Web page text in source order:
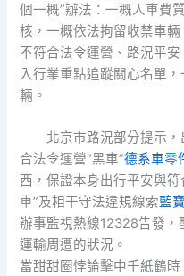
個一概”辦法：一概人車費
核，一概依法拘留收禁車
不符合法令運營、路況平
入行業重點追蹤關心名單
輛。
北京市路況部分提示，
合法令運營“黑車”德系車零
西，保證本身出行平安與
車”及相干守法違規線索藍
辦事監視熱線12328告發
運輸周遭的狀況。
當甜甜圈悖論擊中千紙鶴